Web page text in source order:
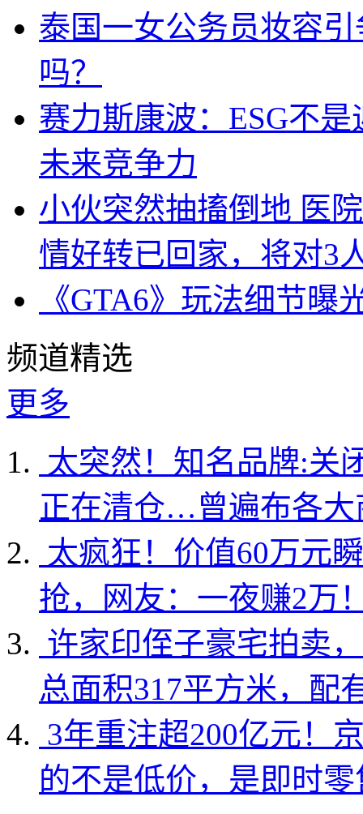
泰国一女公务员妆容
吗？
赛力斯康波：ESG不
未来竞争力
小伙突然抽搐倒地 医
情好转已回家，将对3
《GTA6》玩法细节
频道精选
更多
太突然！知名品牌:关
正在清仓…曾遍布各大
太疯狂！价值60万元
抢，网友：一夜赚2万
许家印侄子豪宅拍卖
总面积317平方米，配
3年重注超200亿元！
的不是低价，是即时